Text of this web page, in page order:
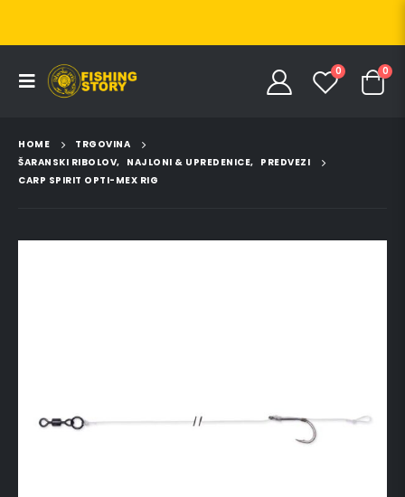
0 0
HOME
TRGOVINA
ŠARANSKI RIBOLOV, NAJLONI & UPREDENICE, PREDVEZI
CARP SPIRIT OPTI-MEX RIG